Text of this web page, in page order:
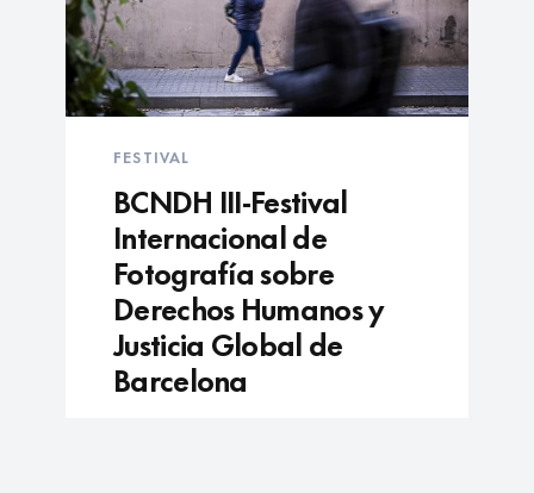
FESTIVAL
BCNDH III-Festival
Internacional de
Fotografía sobre
Derechos Humanos y
Justicia Global de
Barcelona